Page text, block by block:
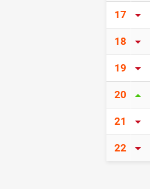
17
18
19
20
21
22